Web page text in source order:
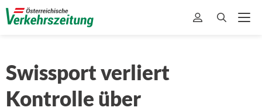
Swissport verliert
Kontrolle über